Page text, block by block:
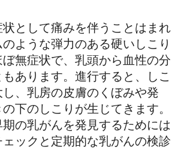
として痛みを伴うことはまれ
ような弾力のある硬いしこり
無症状で、乳頭から血性の分
あります。進行すると、しこ
し、乳房の皮膚のくぼみや発
下のしこりが生じてきます。
の乳がんを発見するためには
ックと定期的な乳がんの検診